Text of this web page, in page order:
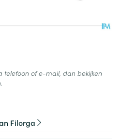
telefoon of e-mail, dan bekijken
Filorga